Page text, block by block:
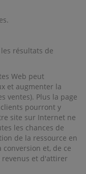
résultats de
Web peut
et augmenter la
ventes). Plus la page
pourront y
site sur Internet ne
les chances de
de la ressource en
et, de ce
et d'attirer